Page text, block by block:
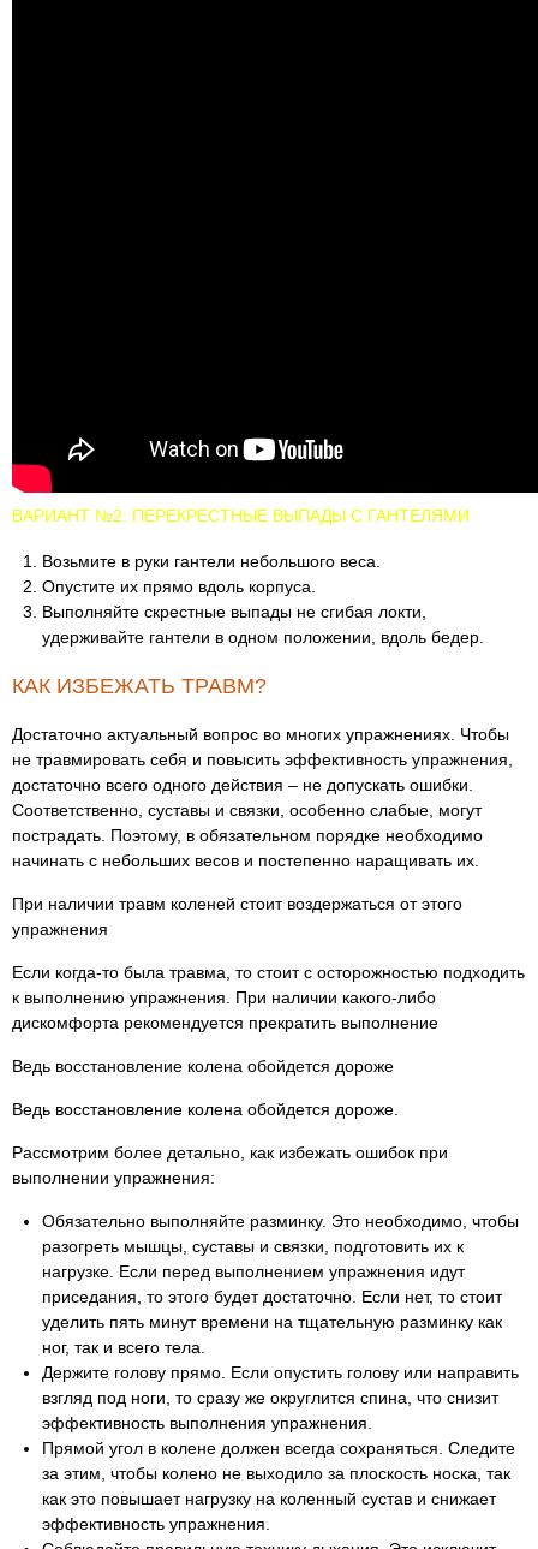
ВАРИАНТ №2: ПЕРЕКРЕСТНЫЕ ВЫПАДЫ С ГАНТЕЛЯМИ
Возьмите в руки гантели небольшого веса.
Опустите их прямо вдоль корпуса.
Выполняйте скрестные выпады не сгибая локти,
удерживайте гантели в одном положении, вдоль бедер.
КАК ИЗБЕЖАТЬ ТРАВМ?
Достаточно актуальный вопрос во многих упражнениях. Чтобы
не травмировать себя и повысить эффективность упражнения,
достаточно всего одного действия – не допускать ошибки.
Соответственно, суставы и связки, особенно слабые, могут
пострадать. Поэтому, в обязательном порядке необходимо
начинать с небольших весов и постепенно наращивать их.
При наличии травм коленей стоит воздержаться от этого
упражнения
Если когда-то была травма, то стоит с осторожностью подходить
к выполнению упражнения. При наличии какого-либо
дискомфорта рекомендуется прекратить выполнение
Ведь восстановление колена обойдется дороже
Ведь восстановление колена обойдется дороже.
Рассмотрим более детально, как избежать ошибок при
выполнении упражнения:
Обязательно выполняйте разминку. Это необходимо, чтобы
разогреть мышцы, суставы и связки, подготовить их к
нагрузке. Если перед выполнением упражнения идут
приседания, то этого будет достаточно. Если нет, то стоит
уделить пять минут времени на тщательную разминку как
ног, так и всего тела.
Держите голову прямо. Если опустить голову или направить
взгляд под ноги, то сразу же округлится спина, что снизит
эффективность выполнения упражнения.
Прямой угол в колене должен всегда сохраняться. Следите
за этим, чтобы колено не выходило за плоскость носка, так
как это повышает нагрузку на коленный сустав и снижает
эффективность упражнения.